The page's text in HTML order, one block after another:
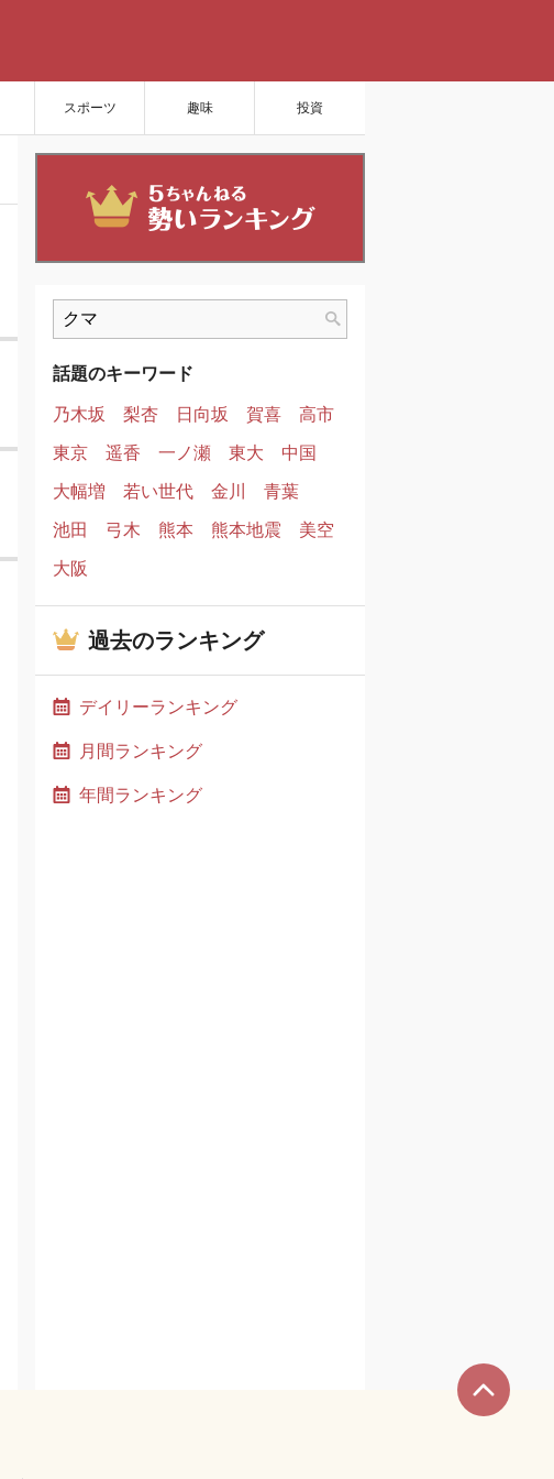
スポーツ 趣味 投資
話題のキーワード
乃木坂
梨杏 日向坂 賀喜
高市
東京
遥香 一ノ瀬 東大
中国
大幅増
若い世代 金川
青葉
池田
弓木 熊本 熊本地震
美空
大阪
過去のランキング
デイリーランキング
月間ランキング
年間ランキング